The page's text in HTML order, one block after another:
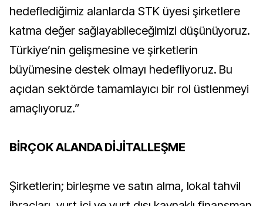
hedeflediğimiz alanlarda STK üyesi şirketlere
katma değer sağlayabileceğimizi düşünüyoruz.
Türkiye’nin gelişmesine ve şirketlerin
büyümesine destek olmayı hedefliyoruz. Bu
açıdan sektörde tamamlayıcı bir rol üstlenmeyi
amaçlıyoruz.”
BİRÇOK ALANDA DİJİTALLEŞME
Şirketlerin; birleşme ve satın alma, lokal tahvil